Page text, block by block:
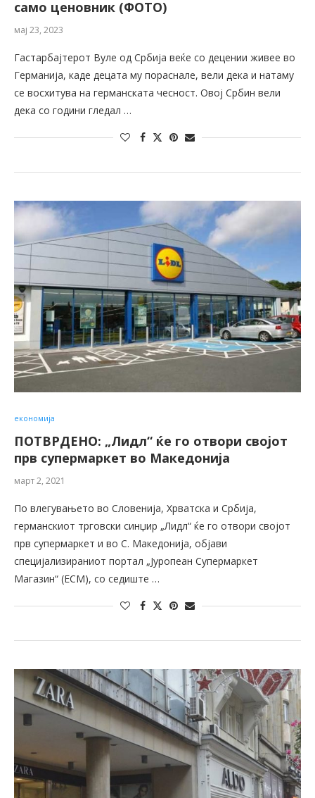
само ценовник (ФОТО)
мај 23, 2023
Гастарбајтерот Вуле од Србија веќе со децении живее во
Германија, каде децата му пораснале, вели дека и натаму
се восхитува на германската чесност. Овој Србин вели
дека со години гледал …
економија
ПОТВРДЕНО: „Лидл“ ќе го отвори својот
прв супермаркет во Македонија
март 2, 2021
По влегувањето во Словенија, Хрватска и Србија,
германскиот трговски синџир „Лидл“ ќе го отвори својот
прв супермаркет и во С. Македонија, објави
специјализираниот портал „Јуропеан Супермаркет
Магазин“ (ЕСМ), со седиште …